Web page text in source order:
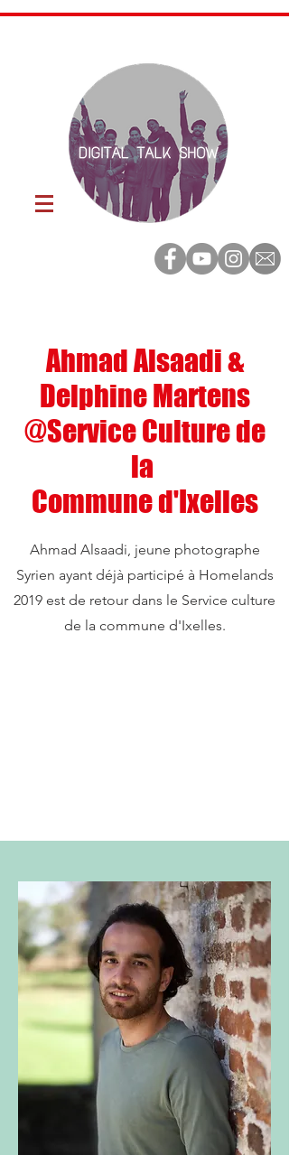
Ahmad Alsaadi &
Delphine Martens
@Service Culture de
la
Commune d'Ixelles
Ahmad Alsaadi, jeune photographe
Syrien ayant déjà participé à Homelands
2019 est de retour dans le Service culture
de la commune d'Ixelles.